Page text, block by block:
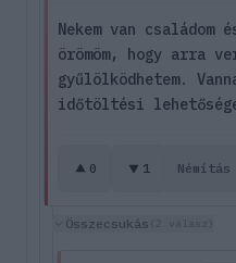
Nekem van családom
örömöm, hogy arra
gyűlölködhetem.
időtöltési
0 1 Némítás
Összecsukás